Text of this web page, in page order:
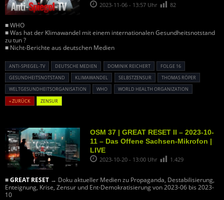
2023-11-06 - 13:57 Uhr 82
■ WHO
■ Was hat der Klimawandel mit einem internationalen Gesundheitsnotstand
zu tun ?
■ Nicht-Berichte aus deutschen Medien
ANTI-SPIEGEL-TV DEUTSCHE MEDIEN DOMINIK REICHERT
FOLGE 16
GESUNDHEITSNOTSTAND
KLIMAWANDEL SELBSTZENSUR
THOMAS RÖPER
WELTGESUNDHEITSORGANISATION
WHO
WORLD HEALTH ORGANIZATION
« ZURÜCK
ZENSUR
OSM 37 | GREAT RESET II – 2023-10-
11 – Das Offene Sachsen-Mikrofon |
LIVE
2023-10-20 - 13:00 Uhr 1.429
■GREAT RESET → Doku aktueller Medien zu Propaganda, Destabilisierung,
Enteignung, Krise, Zensur und Ent-Demokratisierung von 2023-06 bis 2023-
10